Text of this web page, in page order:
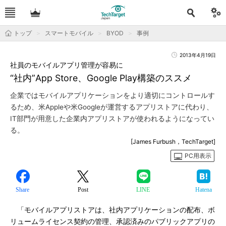
トップ スマートモバイル BYOD 事例
2013年4月19日
“社内”App Store、Google Play構築のススメ
社員のモバイルアプリ管理が容易に
企業ではモバイルアプリケーションをより適切にコントロールす
るため、米Appleや米Googleが運営するアプリストアに代わり、
IT部門が用意した企業内アプリストアが使われるようになってい
る。
[James Furbush，TechTarget]
PC用表示
Share Post LINE Hatena
「モバイルアプリストアは、社内アプリケーションの配布、ボ
リュームライセンス契約の管理、承認済みのパブリックアプリの